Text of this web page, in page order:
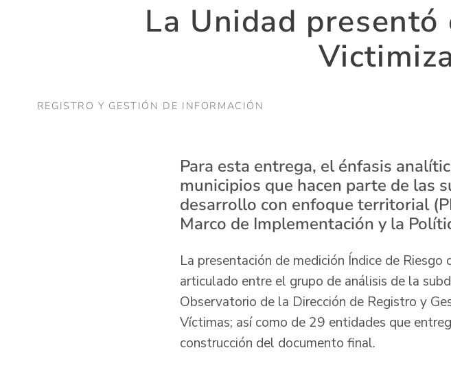
La Unidad
REGISTRO Y GESTIÓN DE INFORMACIÓN
Para esta entrega, el énfasis
municipios que hacen parte de las
desarrollo con enfoque territorial
Marco de Implementación y la
La presentación de medición Índice de
articulado entre el grupo de análisis de la
Observatorio de la Dirección de Registro y
Víctimas; así como de 29 entidades que
construcción del documento final.